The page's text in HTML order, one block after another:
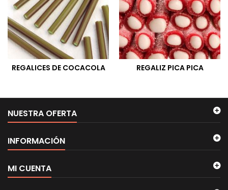
REGALICES DE COCACOLA REGALIZ PICA PICA
NUESTRA OFERTA
INFORMACIÓN
MI CUENTA